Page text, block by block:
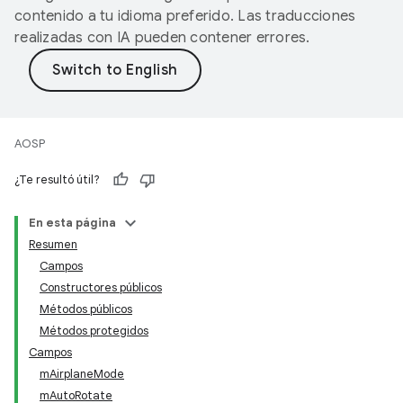
contenido a tu idioma preferido. Las traducciones
realizadas con IA pueden contener errores.
AOSP
¿Te resultó útil?
En esta página
Resumen
Campos
Constructores públicos
Métodos públicos
Métodos protegidos
Campos
mAirplaneMode
mAutoRotate